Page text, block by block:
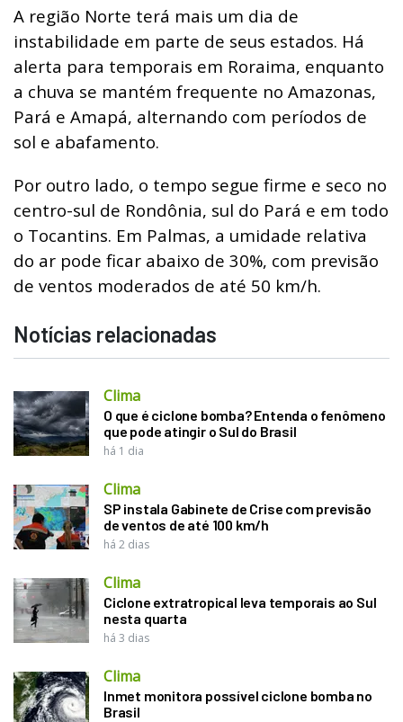
A região Norte terá mais um dia de
instabilidade em parte de seus estados. Há
alerta para temporais em Roraima, enquanto
a chuva se mantém frequente no Amazonas,
Pará e Amapá, alternando com períodos de
sol e abafamento.
Por outro lado, o tempo segue firme e seco no
centro-sul de Rondônia, sul do Pará e em todo
o Tocantins. Em Palmas, a umidade relativa
do ar pode ficar abaixo de 30%, com previsão
de ventos moderados de até 50 km/h.
Notícias relacionadas
Clima
O que é ciclone bomba? Entenda o fenômeno
que pode atingir o Sul do Brasil
há 1 dia
Clima
SP instala Gabinete de Crise com previsão
de ventos de até 100 km/h
há 2 dias
Clima
Ciclone extratropical leva temporais ao Sul
nesta quarta
há 3 dias
Clima
Inmet monitora possível ciclone bomba no
Brasil